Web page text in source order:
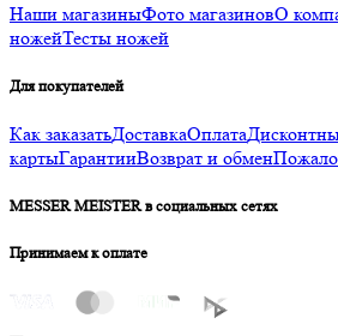
Наши магазиныФото магазиновО
ножейТесты ножей
Для покупателей
Как заказатьДоставкаОплата
картыГарантииВозврат и обмен
MESSER MEISTER в социальных сетях
Принимаем к оплате